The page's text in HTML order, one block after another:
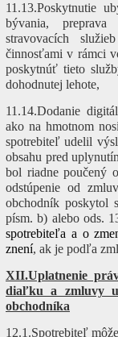
11.13.Poskytnutie
bývania,
stravovacích
činnosťami v rámci
poskytnúť tieto
dohodnutej lehote,
11.14.Dodanie
ako na hmotnom
spotrebiteľ udelil
obsahu pred
bol riadne poučený
odstúpenie od
obchodník poskytol
písm. b) alebo ods.
spotrebiteľa a o
znení, ak je podľa
XII.Uplatnenie
diaľku a zmluvy
obchodníka
12.1.Spotrebiteľ